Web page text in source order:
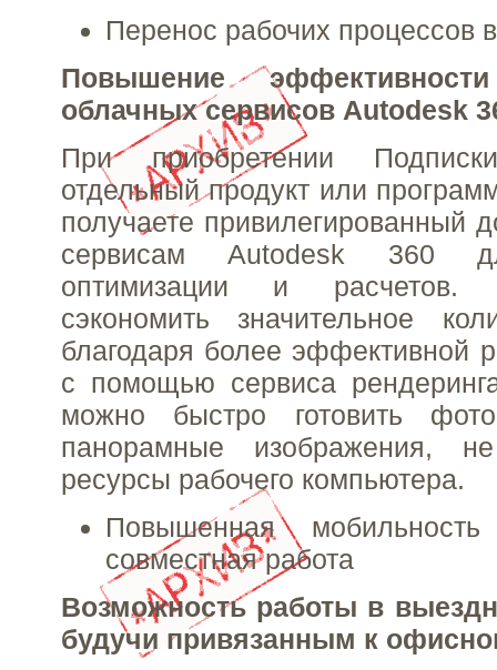
Перенос рабочих процессов
Повышение
облачных сервисов Autodesk
При приобретении
отдельный продукт или
получаете привилегированный
сервисам Autodesk 360
оптимизации и расчетов.
сэкономить значительное
благодаря более эффективной
с помощью сервиса
можно быстро готовить
панорамные изображения,
ресурсы рабочего компьютера.
Повышенная
совместная работа
Возможность работы в
будучи привязанным к